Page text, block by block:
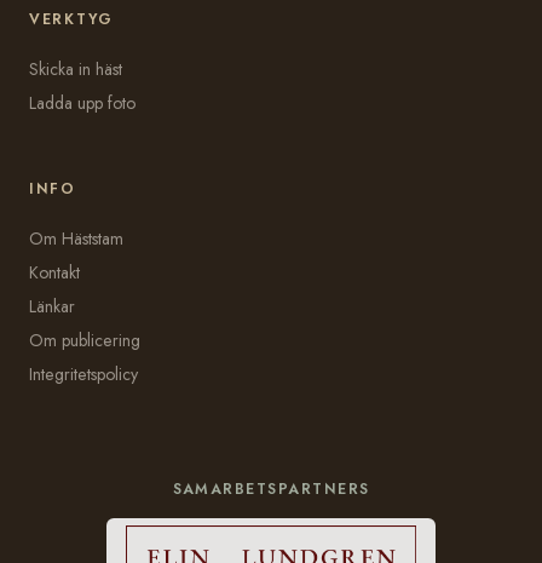
VERKTYG
Skicka in häst
Ladda upp foto
INFO
Om Häststam
Kontakt
Länkar
Om publicering
Integritetspolicy
SAMARBETSPARTNERS